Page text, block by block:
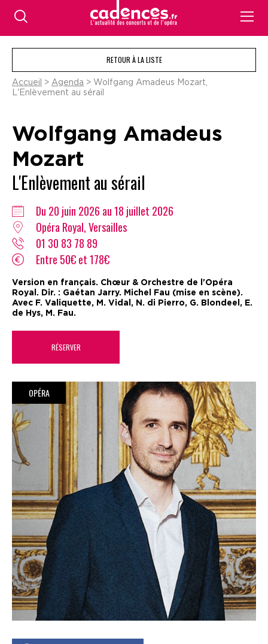
RETOUR À LA LISTE
Accueil > Agenda > Wolfgang Amadeus Mozart,
L'Enlèvement au sérail
Wolfgang Amadeus
Mozart
L'Enlèvement au sérail
Du 20 juin 2026 au 18 juillet 2026
Opéra Royal, Versailles
01 30 83 78 89
Entre 50€ et 178€
Version en français. Chœur & Orchestre de l'Opéra
Royal. Dir. : Gaétan Jarry. Michel Fau (mise en scène).
Avec F. Valiquette, M. Vidal, N. di Pierro, G. Blondeel, E.
de Hys, M. Fau.
RÉSERVER
OPÉRA